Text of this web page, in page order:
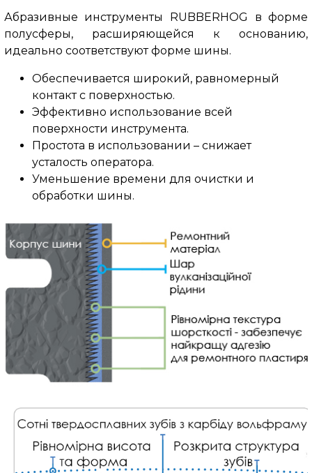
Абразивные инструменты RUBBERHOG в форме
полусферы, расширяющейся к основанию,
идеально соответствуют форме шины.
Обеспечивается широкий, равномерный
контакт с поверхностью.
Эффективно использование всей
поверхности инструмента.
Простота в использовании – снижает
усталость оператора.
Уменьшение времени для очистки и
обработки шины.